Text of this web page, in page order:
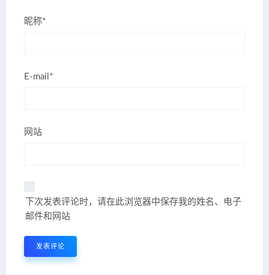
昵称*
E-mail*
网站
下次发表评论时，请在此浏览器中保存我的姓名、电子
邮件和网站